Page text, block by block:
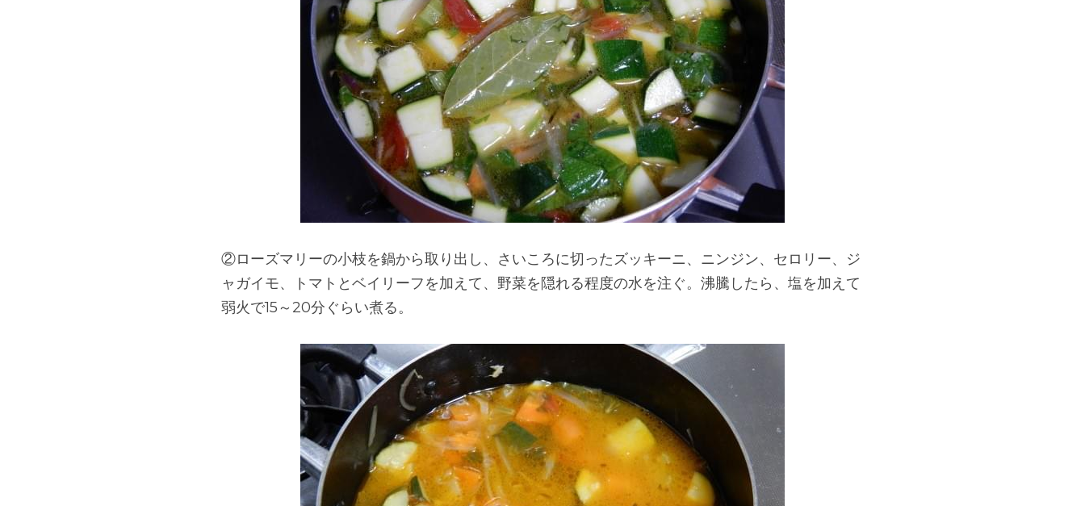
②ローズマリーの小枝を鍋から取り出し、さいころに切ったズッキーニ、ニンジン、セロリー、ジ
ャガイモ、トマトとベイリーフを加えて、野菜を隠れる程度の水を注ぐ。沸騰したら、塩を加えて
弱火で15～20分ぐらい煮る。